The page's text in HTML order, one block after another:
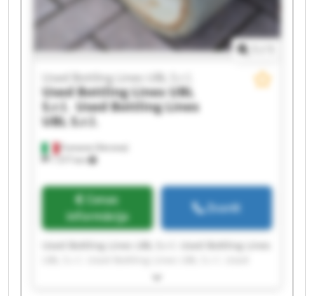
Fumane (Verona)
1 577 km
Used Bottling Lines UBL S.r.l.
Used Bottling Lines UBL
S.r.l.
Used Bottling Lines
UBL S.r.l.
Cenas
informācija
Zvanīt
Used Bottling Lines UBL S.r.l. Used Bottling Lines
Bottling Lines UBL S.r.l. Used Bottling Lines UBL